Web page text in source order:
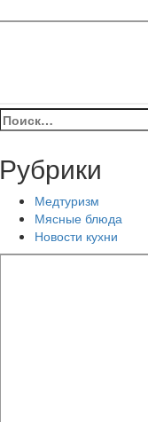
Найти:
Рубрики
Медтуризм
Мясные блюда
Новости кухни